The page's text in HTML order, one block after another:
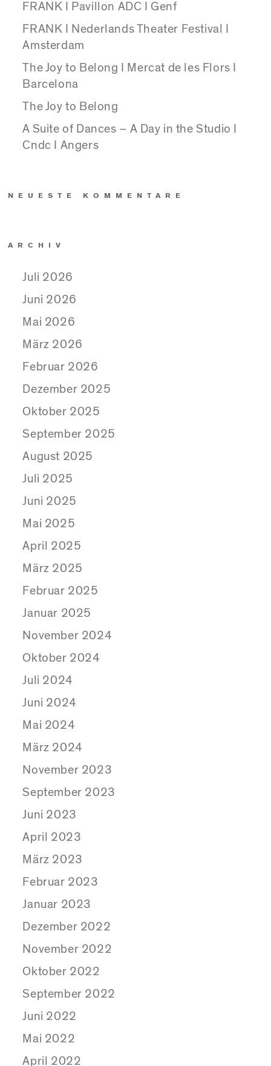
FRANK I Pavillon ADC I Genf
FRANK I Nederlands Theater Festival I
Amsterdam
The Joy to Belong I Mercat de les Flors I
Barcelona
The Joy to Belong
A Suite of Dances – A Day in the Studio I
Cndc I Angers
NEUESTE KOMMENTARE
ARCHIV
Juli 2026
Juni 2026
Mai 2026
März 2026
Februar 2026
Dezember 2025
Oktober 2025
September 2025
August 2025
Juli 2025
Juni 2025
Mai 2025
April 2025
März 2025
Februar 2025
Januar 2025
November 2024
Oktober 2024
Juli 2024
Juni 2024
Mai 2024
März 2024
November 2023
September 2023
Juni 2023
April 2023
März 2023
Februar 2023
Januar 2023
Dezember 2022
November 2022
Oktober 2022
September 2022
Juni 2022
Mai 2022
April 2022